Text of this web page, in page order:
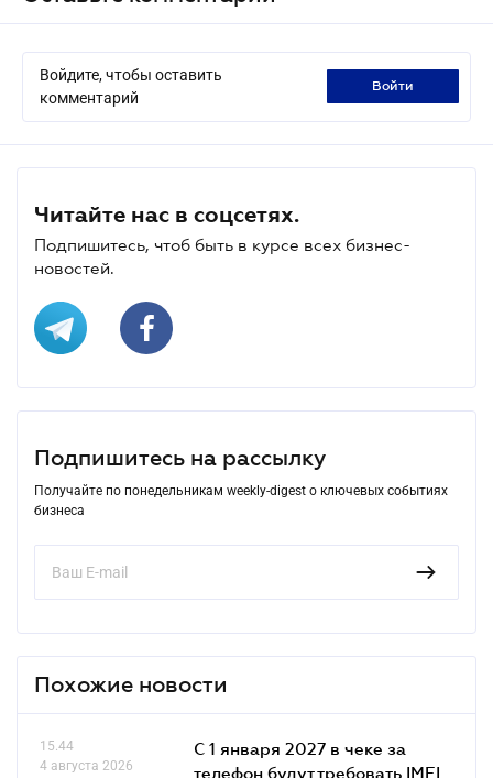
Войдите, чтобы оставить
комментарий
войти
Читайте нас в соцсетях.
Подпишитесь, чтоб быть в курсе всех бизнес-
новостей.
Подпишитесь на рассылку
Получайте по понедельникам weekly-digest о ключевых событиях
бизнеса
Похожие новости
15.44
4 августа 2026
С 1 января 2027 в чеке за
телефон будут требовать IMEI